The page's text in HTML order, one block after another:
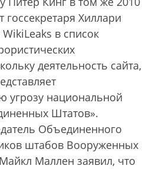
госсекретаря Хиллари
в список
деятельность сайта,
угрозу национальной
Штатов».
Объединенного
штабов Вооруженных
Маллен заявил, что